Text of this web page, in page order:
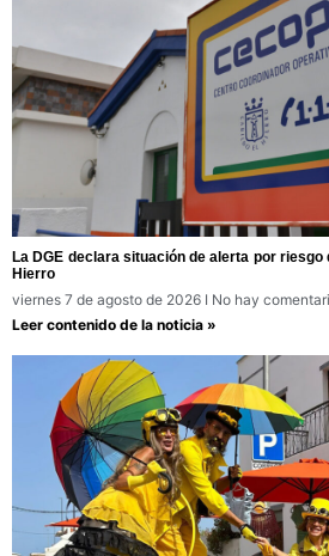
La DGE declara situación de alerta por riesgo
Hierro
viernes 7 de agosto de 2026
No hay
Leer contenido de la noticia »